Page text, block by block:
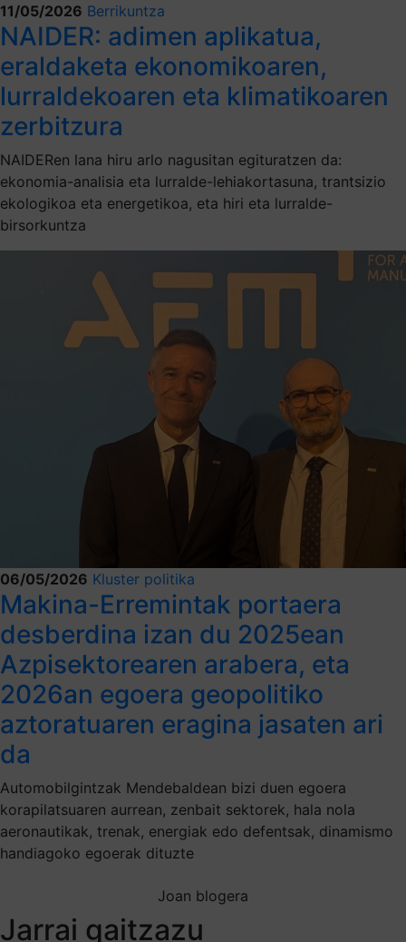
11/05/2026 Berrikuntza
NAIDER: adimen aplikatua,
eraldaketa ekonomikoaren,
lurraldekoaren eta klimatikoaren
zerbitzura
NAIDERen lana hiru arlo nagusitan egituratzen da:
ekonomia-analisia eta lurralde-lehiakortasuna, trantsizio
ekologikoa eta energetikoa, eta hiri eta lurralde-
birsorkuntza
06/05/2026 Kluster politika
Makina-Erremintak portaera
desberdina izan du 2025ean
Azpisektorearen arabera, eta
2026an egoera geopolitiko
aztoratuaren eragina jasaten ari
da
Automobilgintzak Mendebaldean bizi duen egoera
korapilatsuaren aurrean, zenbait sektorek, hala nola
aeronautikak, trenak, energiak edo defentsak, dinamismo
handiagoko egoerak dituzte
Joan blogera
Jarrai gaitzazu